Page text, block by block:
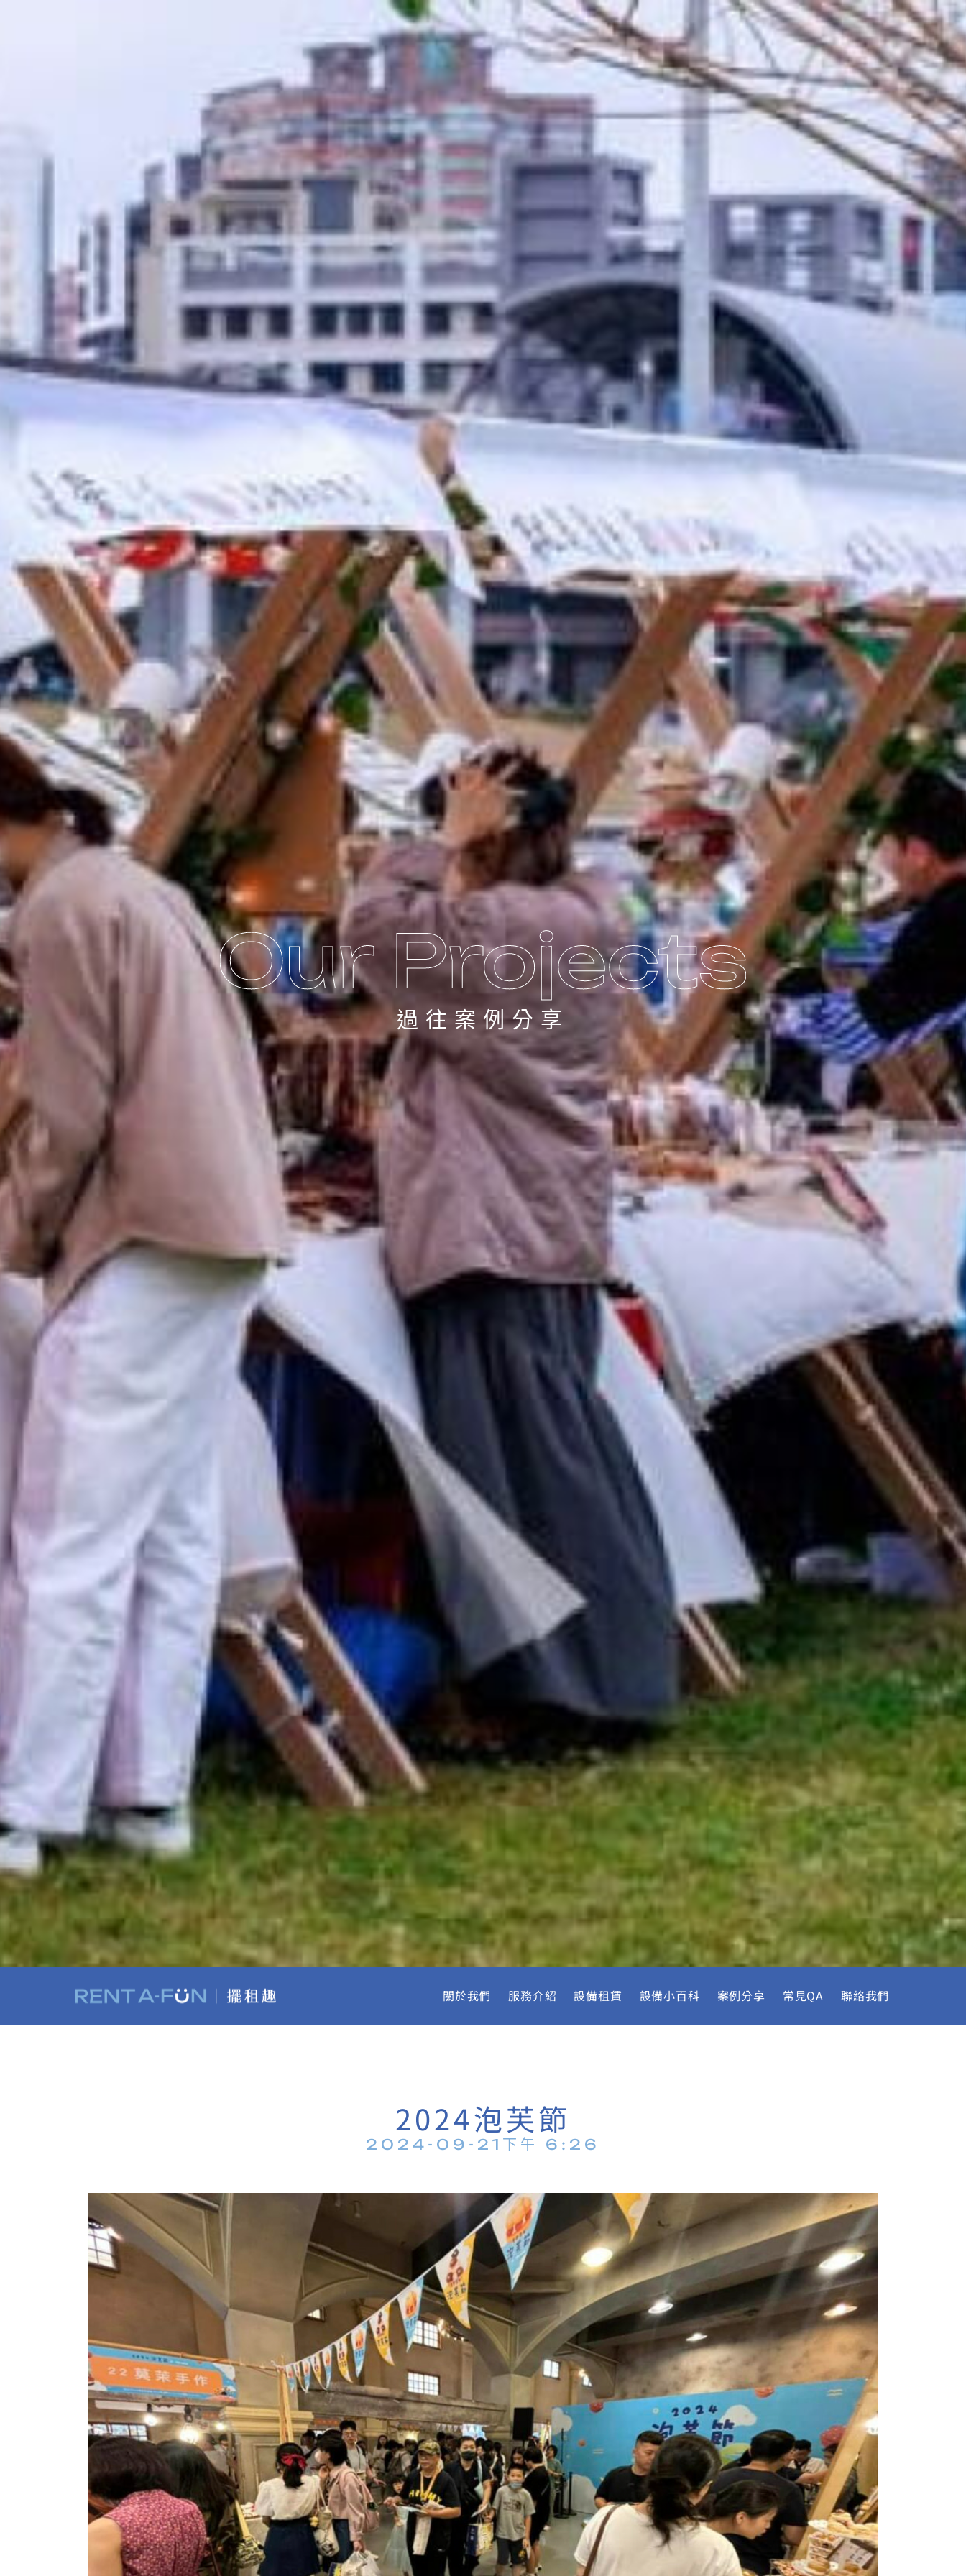
過往案例分享
關於我們 服務介紹 設備租賃 設備小百科 案例分享 常見QA 聯絡我們
2024泡芙節
2024-09-21 下午 6:26